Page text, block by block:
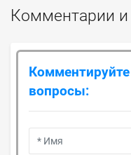
Комментарии
вопросы: